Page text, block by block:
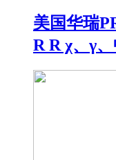
美国华瑞
R R χ、γ